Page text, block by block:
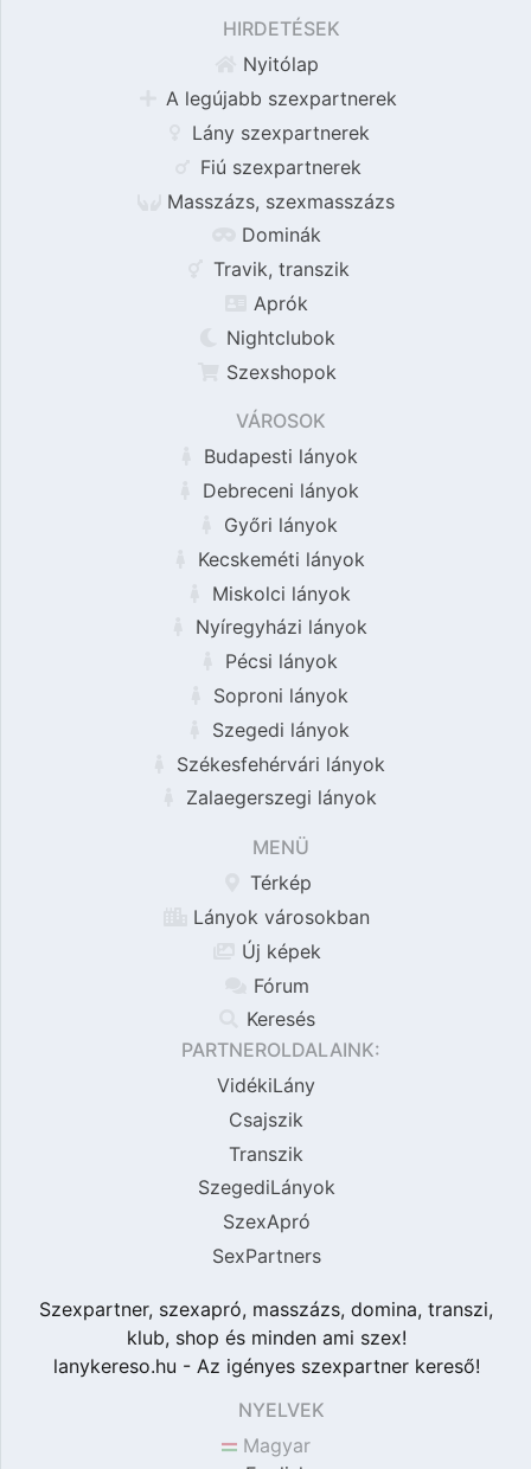
HIRDETÉSEK
Nyitólap
A legújabb szexpartnerek
Lány szexpartnerek
Fiú szexpartnerek
Masszázs, szexmasszázs
Dominák
Travik, transzik
Aprók
Nightclubok
Szexshopok
VÁROSOK
Budapesti lányok
Debreceni lányok
Győri lányok
Kecskeméti lányok
Miskolci lányok
Nyíregyházi lányok
Pécsi lányok
Soproni lányok
Szegedi lányok
Székesfehérvári lányok
Zalaegerszegi lányok
MENÜ
Térkép
Lányok városokban
Új képek
Fórum
Keresés
PARTNEROLDALAINK:
VidékiLány
Csajszik
Transzik
SzegediLányok
SzexApró
SexPartners
Szexpartner, szexapró, masszázs, domina, transzi,
klub, shop és minden ami szex!
lanykereso.hu - Az igényes szexpartner kereső!
NYELVEK
Magyar